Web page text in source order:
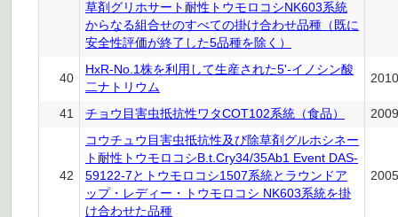
草剤グリホサート耐性トウモロコシNK603系統
からなる組合せのすべての掛け合わせ品種（既に
安全性評価が終了した5品種を除く）
40
HxR-No.1株を利用して生産された5'-イノシン酸
二ナトリウム
41 チョウ目害虫抵抗性ワタCOT102系統（食品）
42
コウチュウ目害虫抵抗性及び除草剤グルホシネー
ト耐性トウモロコシB.t.Cry34/35Ab1 Event DAS-
59122-7とトウモロコシ1507系統とラウンドア
ップ・レディー・トウモロコシ NK603系統を掛
け合わせた品種